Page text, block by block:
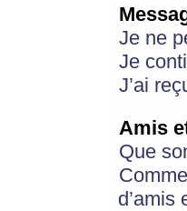
Je ne
Je
J’ai
Amis
Que
d’amis